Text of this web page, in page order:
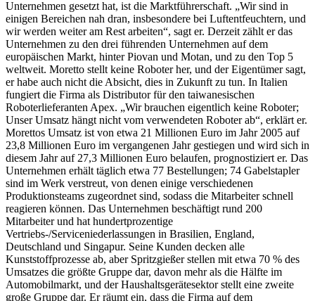
Unternehmen gesetzt hat, ist die Marktführerschaft. „Wir sind in
einigen Bereichen nah dran, insbesondere bei Luftentfeuchtern, und
wir werden weiter am Rest arbeiten“, sagt er. Derzeit zählt er das
Unternehmen zu den drei führenden Unternehmen auf dem
europäischen Markt, hinter Piovan und Motan, und zu den Top 5
weltweit. Moretto stellt keine Roboter her, und der Eigentümer sagt,
er habe auch nicht die Absicht, dies in Zukunft zu tun. In Italien
fungiert die Firma als Distributor für den taiwanesischen
Roboterlieferanten Apex. „Wir brauchen eigentlich keine Roboter;
Unser Umsatz hängt nicht vom verwendeten Roboter ab“, erklärt er.
Morettos Umsatz ist von etwa 21 Millionen Euro im Jahr 2005 auf
23,8 Millionen Euro im vergangenen Jahr gestiegen und wird sich in
diesem Jahr auf 27,3 Millionen Euro belaufen, prognostiziert er. Das
Unternehmen erhält täglich etwa 77 Bestellungen; 74 Gabelstapler
sind im Werk verstreut, von denen einige verschiedenen
Produktionsteams zugeordnet sind, sodass die Mitarbeiter schnell
reagieren können. Das Unternehmen beschäftigt rund 200
Mitarbeiter und hat hundertprozentige
Vertriebs-/Serviceniederlassungen in Brasilien, England,
Deutschland und Singapur. Seine Kunden decken alle
Kunststoffprozesse ab, aber Spritzgießer stellen mit etwa 70 % des
Umsatzes die größte Gruppe dar, davon mehr als die Hälfte im
Automobilmarkt, und der Haushaltsgerätesektor stellt eine zweite
große Gruppe dar. Er räumt ein, dass die Firma auf dem